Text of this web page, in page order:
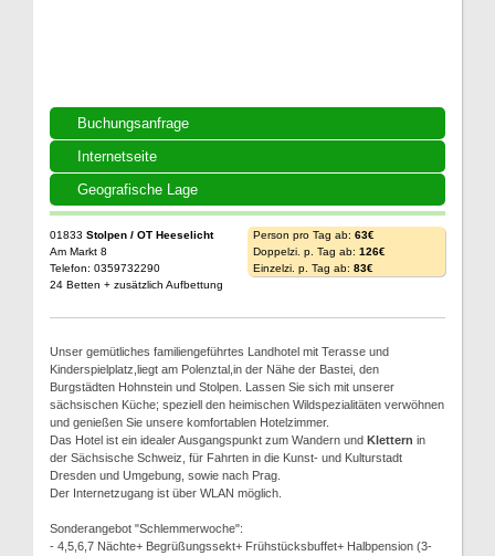
Buchungsanfrage
Internetseite
Geografische Lage
01833 Stolpen / OT Heeselicht
Am Markt 8
Telefon: 0359732290
24 Betten + zusätzlich Aufbettung
Person pro Tag ab: 63€
Doppelzi. p. Tag ab: 126€
Einzelzi. p. Tag ab: 83€
Unser gemütliches familiengeführtes Landhotel mit Terasse und
Kinderspielplatz,liegt am Polenztal,in der Nähe der Bastei, den
Burgstädten Hohnstein und Stolpen. Lassen Sie sich mit unserer
sächsischen Küche; speziell den heimischen Wildspezialitäten verwöhnen
und genießen Sie unsere komfortablen Hotelzimmer.
Das Hotel ist ein idealer Ausgangspunkt zum Wandern und Klettern in
der Sächsische Schweiz, für Fahrten in die Kunst- und Kulturstadt
Dresden und Umgebung, sowie nach Prag.
Der Internetzugang ist über WLAN möglich.
Sonderangebot "Schlemmerwoche":
- 4,5,6,7 Nächte+ Begrüßungssekt+ Frühstücksbuffet+ Halbpension (3-